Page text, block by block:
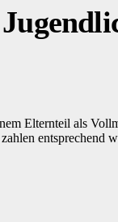
Elternteil als
entsprechend